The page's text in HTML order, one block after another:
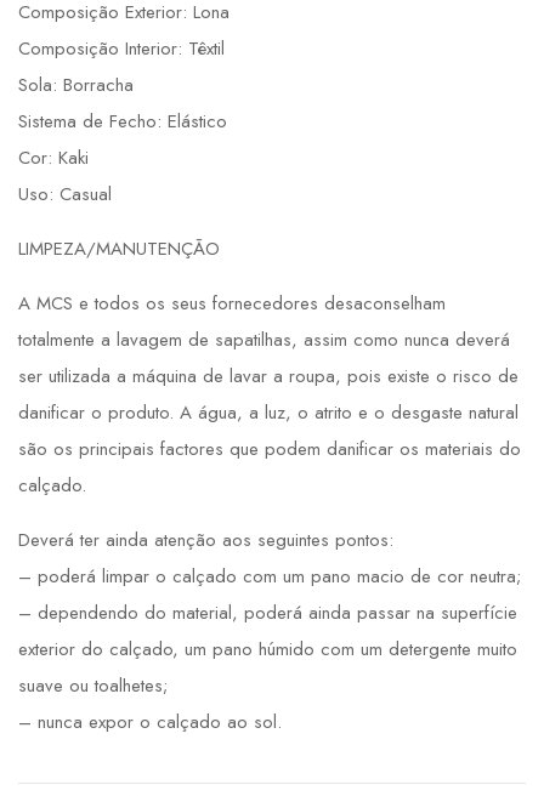
Composição Exterior: Lona
Composição Interior: Têxtil
Sola: Borracha
Sistema de Fecho: Elástico
Cor: Kaki
Uso: Casual
LIMPEZA/MANUTENÇÃO
A MCS e todos os seus fornecedores desaconselham
totalmente a lavagem de sapatilhas, assim como nunca deverá
ser utilizada a máquina de lavar a roupa, pois existe o risco de
danificar o produto. A água, a luz, o atrito e o desgaste natural
são os principais factores que podem danificar os materiais do
calçado.
Deverá ter ainda atenção aos seguintes pontos:
– poderá limpar o calçado com um pano macio de cor neutra;
– dependendo do material, poderá ainda passar na superfície
exterior do calçado, um pano húmido com um detergente muito
suave ou toalhetes;
– nunca expor o calçado ao sol.